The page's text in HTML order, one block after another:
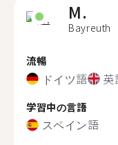
M.
Bayreuth
流暢
ドイツ語 英
学習中の言語
スペイン語